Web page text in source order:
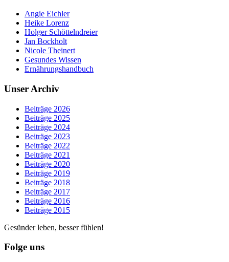
Angie Eichler
Heike Lorenz
Holger Schöttelndreier
Jan Bockholt
Nicole Theinert
Gesundes Wissen
Ernährungshandbuch
Unser Archiv
Beiträge 2026
Beiträge 2025
Beiträge 2024
Beiträge 2023
Beiträge 2022
Beiträge 2021
Beiträge 2020
Beiträge 2019
Beiträge 2018
Beiträge 2017
Beiträge 2016
Beiträge 2015
Gesünder leben, besser fühlen!
Folge uns